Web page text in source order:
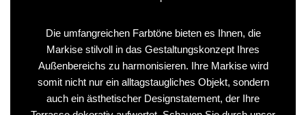
Die umfangreichen Farbtöne bieten es Ihnen, die
Markise stilvoll in das Gestaltungskonzept Ihres
Außenbereichs zu harmonisieren. Ihre Markise wird
somit nicht nur ein alltagstaugliches Objekt, sondern
auch ein ästhetischer Designstatement, der Ihre